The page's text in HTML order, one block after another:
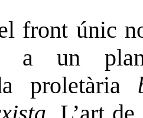
front únic
a un
proletària